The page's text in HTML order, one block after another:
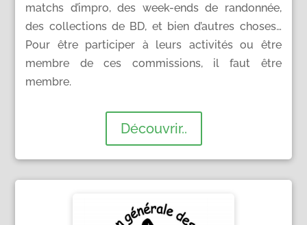
matchs d’impro, des week-ends de randonnée,
des collections de BD, et bien d’autres choses…
Pour être participer à leurs activités ou être
membre de ces commissions, il faut être
membre.
Découvrir..